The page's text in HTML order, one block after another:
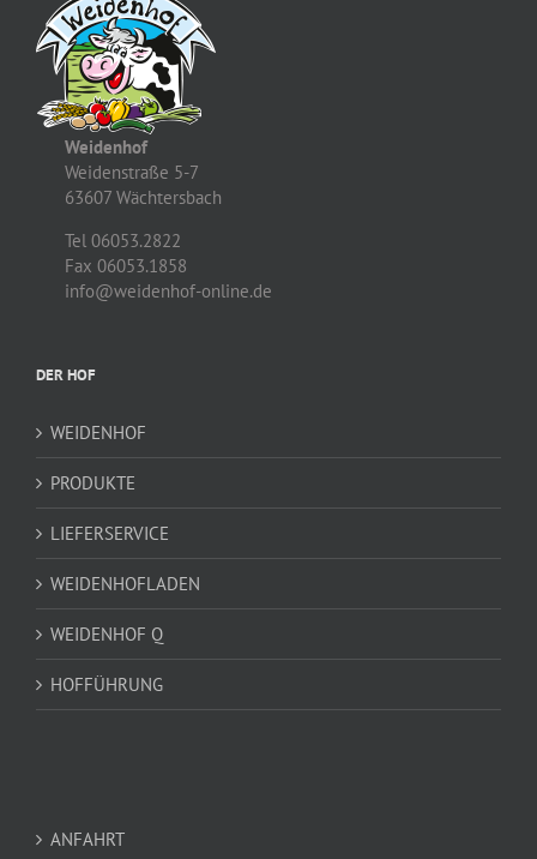
Weidenhof
Weidenstraße 5-7
63607 Wächtersbach
Tel 06053.2822
Fax 06053.1858
info@weidenhof-online.de
DER HOF
WEIDENHOF
PRODUKTE
LIEFERSERVICE
WEIDENHOFLADEN
WEIDENHOF Q
HOFFÜHRUNG
ANFAHRT